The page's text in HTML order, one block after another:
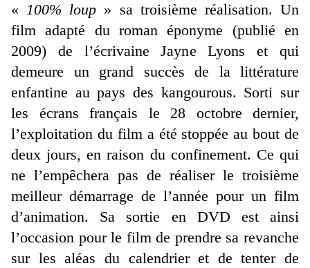
« 100% loup » sa troisième réalisation. Un
film adapté du roman éponyme (publié en
2009) de l’écrivaine Jayne Lyons et qui
demeure un grand succès de la littérature
enfantine au pays des kangourous. Sorti sur
les écrans français le 28 octobre dernier,
l’exploitation du film a été stoppée au bout de
deux jours, en raison du confinement. Ce qui
ne l’empêchera pas de réaliser le troisième
meilleur démarrage de l’année pour un film
d’animation. Sa sortie en DVD est ainsi
l’occasion pour le film de prendre sa revanche
sur les aléas du calendrier et de tenter de